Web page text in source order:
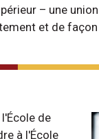
– une
et de façon
de
à l'École